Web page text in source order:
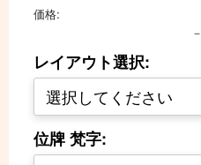
価格:
－
レイアウト選択:
位牌 梵字: